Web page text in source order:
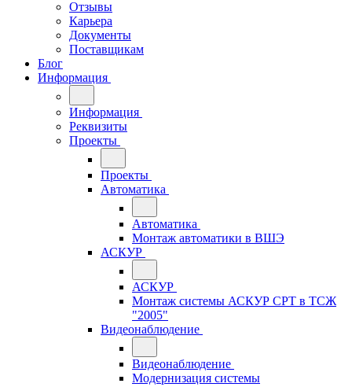
Отзывы
Карьера
Документы
Поставщикам
Блог
Информация
Информация
Реквизиты
Проекты
Проекты
Автоматика
Автоматика
Монтаж автоматики в ВШЭ
АСКУР
АСКУР
Монтаж системы АСКУР СРТ в ТСЖ
"2005"
Видеонаблюдение
Видеонаблюдение
Модернизация системы